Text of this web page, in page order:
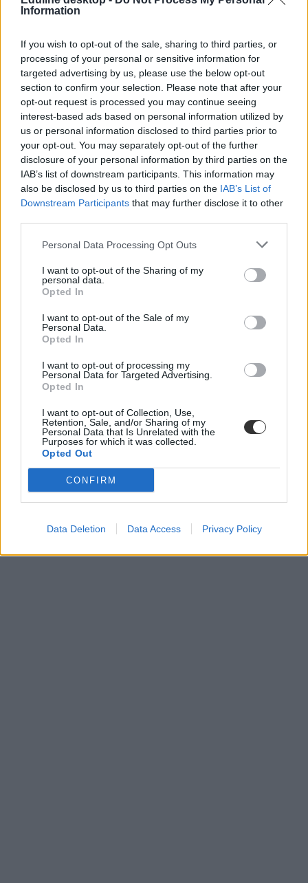
Information
If you wish to opt-out of the sale, sharing to third parties, or
processing of your personal or sensitive information for
targeted advertising by us, please use the below opt-out
section to confirm your selection. Please note that after your
opt-out request is processed you may continue seeing
interest-based ads based on personal information utilized by
us or personal information disclosed to third parties prior to
your opt-out. You may separately opt-out of the further
disclosure of your personal information by third parties on the
IAB’s list of downstream participants. This information may
also be disclosed by us to third parties on the IAB’s List of
Downstream Participants that may further disclose it to other
Personal Data Processing Opt Outs
I want to opt-out of the Sharing of my
personal data.
Opted In
I want to opt-out of the Sale of my
Personal Data.
Opted In
I want to opt-out of processing my
Personal Data for Targeted Advertising.
Opted In
I want to opt-out of Collection, Use,
Retention, Sale, and/or Sharing of my
Personal Data that Is Unrelated with the
Purposes for which it was collected.
Opted Out
CONFIRM
Data Deletion Data Access Privacy Policy
egyetem
Fudan Egyetem
parlamenti kérdések
fudan hungary university
Kulturális és Innovációs Minisztérium
Tompos Márton